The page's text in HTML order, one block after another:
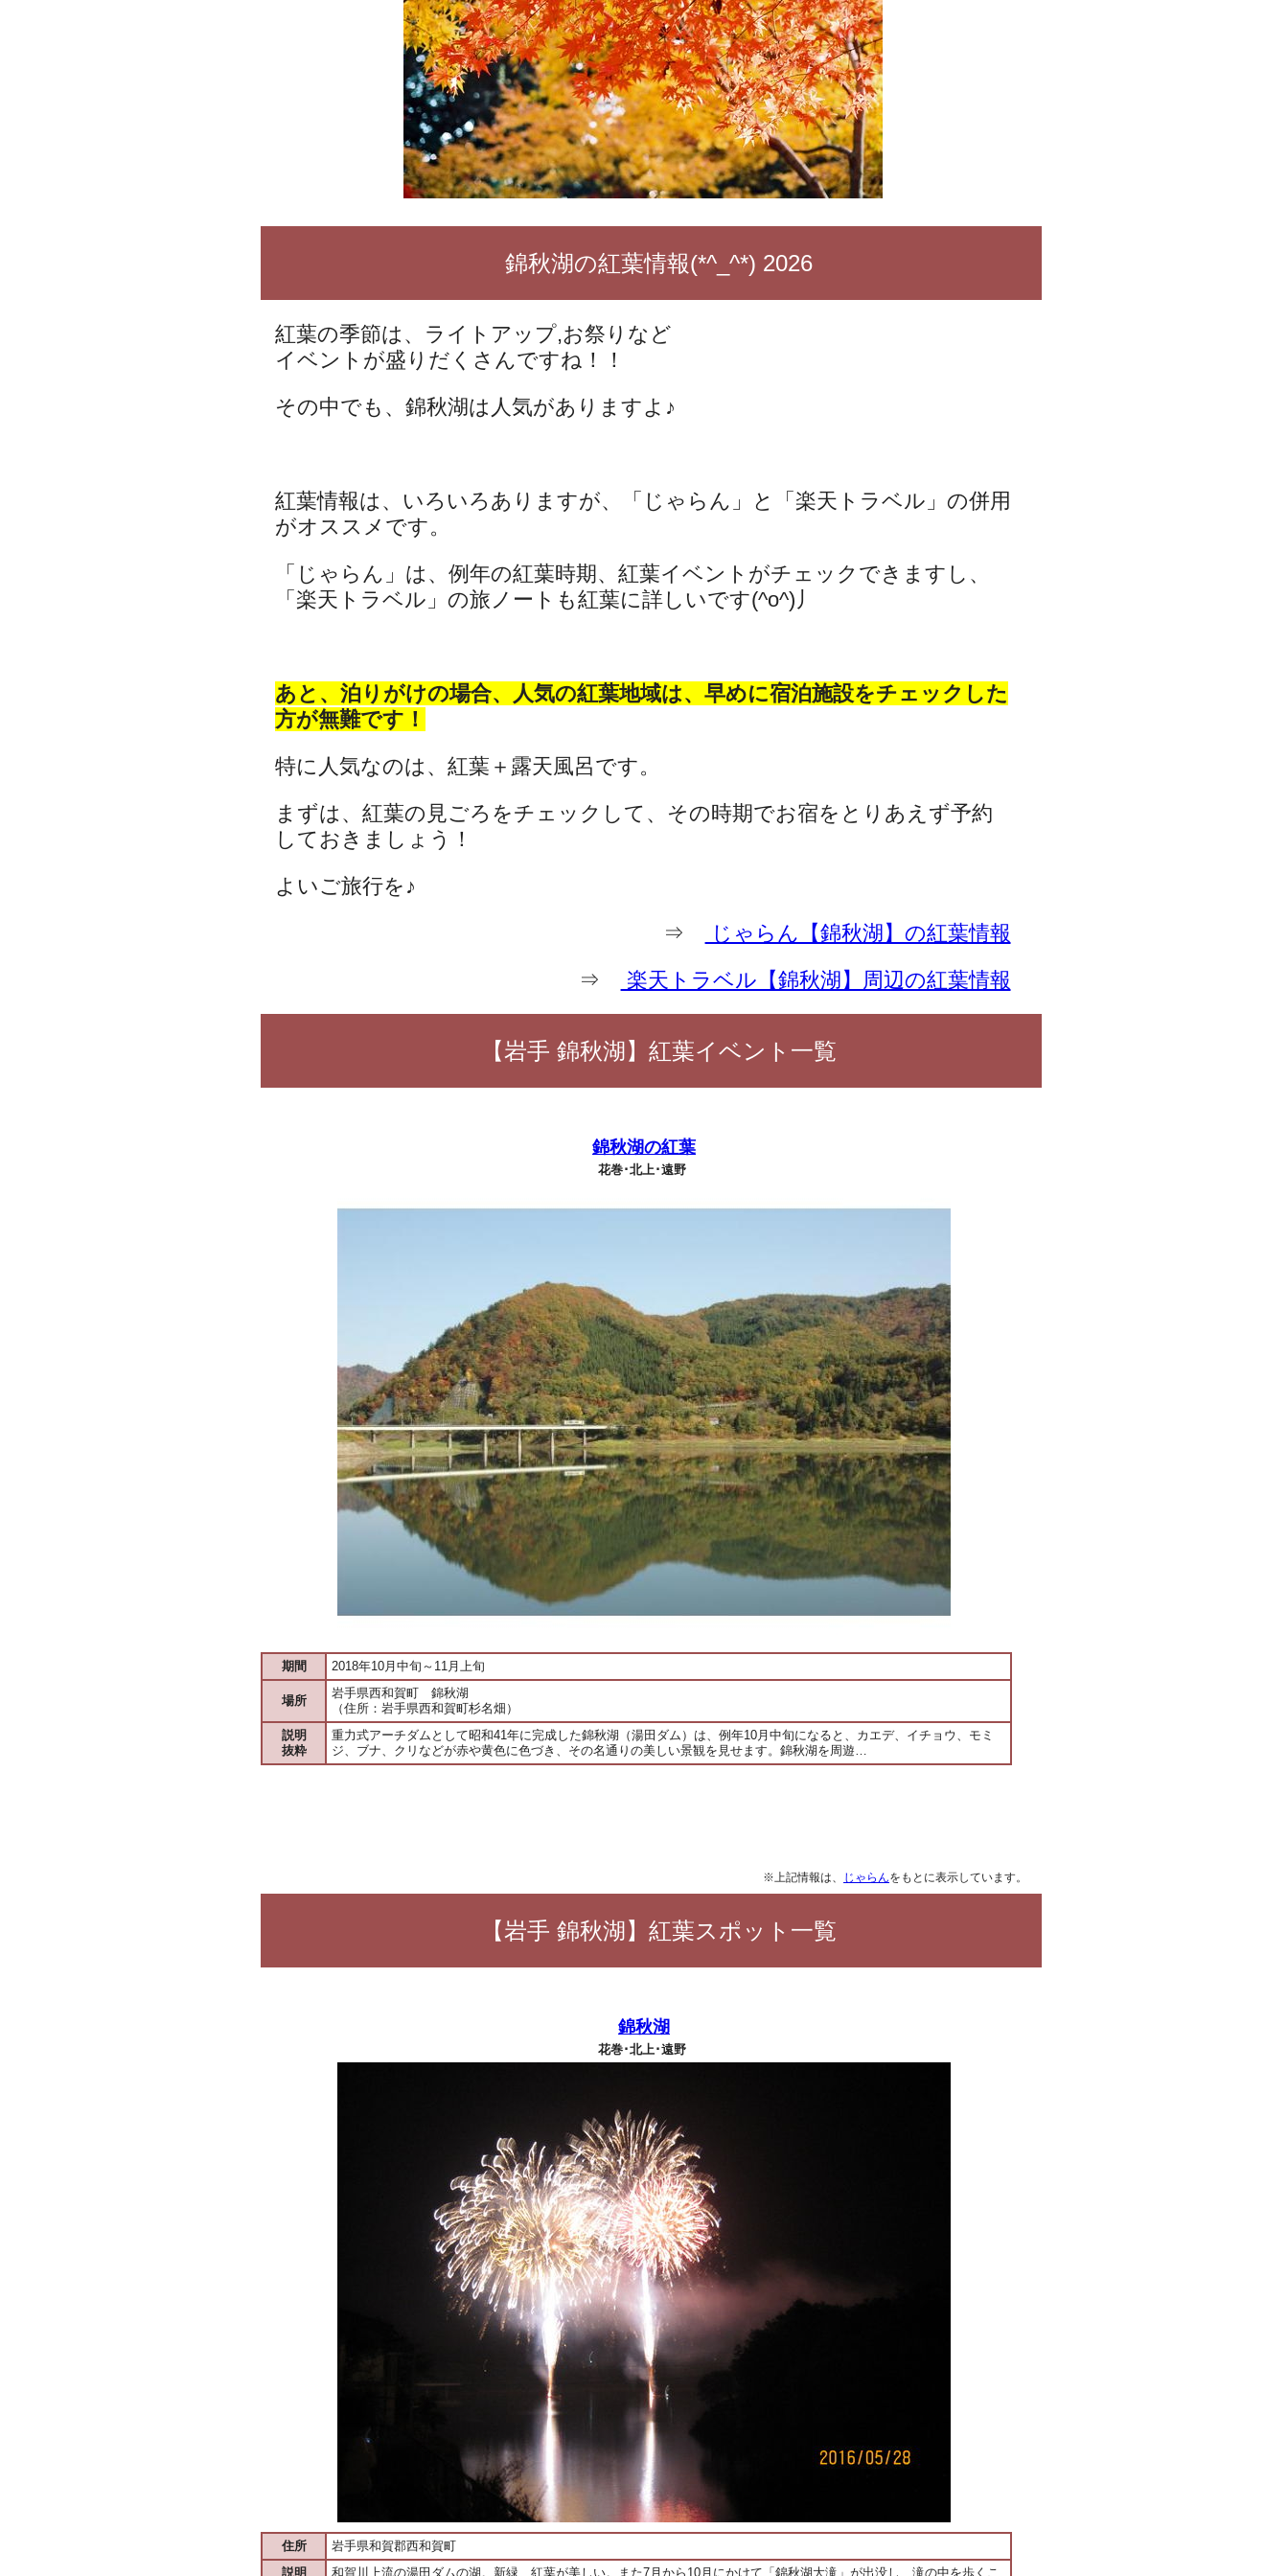
錦秋湖の紅葉情報(*^_^*) 2026
紅葉の季節は、ライトアップ,お祭りなど
イベントが盛りだくさんですね！！
その中でも、錦秋湖は人気がありますよ♪
紅葉情報は、いろいろありますが、「じゃらん」と「楽天トラベル」の併用
がオススメです。
「じゃらん」は、例年の紅葉時期、紅葉イベントがチェックできますし、
「楽天トラベル」の旅ノートも紅葉に詳しいです(^o^)丿
あと、泊りがけの場合、人気の紅葉地域は、早めに宿泊施設をチェックした
方が無難です！
特に人気なのは、紅葉＋露天風呂です。
まずは、紅葉の見ごろをチェックして、その時期でお宿をとりあえず予約
しておきましょう！
よいご旅行を♪
⇒
じゃらん【錦秋湖】の紅葉情報
⇒
楽天トラベル【錦秋湖】周辺の紅葉情報
【岩手 錦秋湖】紅葉イベント一覧
錦秋湖の紅葉
花巻･北上･遠野
期間 2018年10月中旬～11月上旬
場所
岩手県西和賀町 錦秋湖
（住所：岩手県西和賀町杉名畑）
説明
抜粋
重力式アーチダムとして昭和41年に完成した錦秋湖（湯田ダム）は、例年10月中旬になると、カエデ、イチョウ、モミ
ジ、ブナ、クリなどが赤や黄色に色づき、その名通りの美しい景観を見せます。錦秋湖を周遊…
※上記情報は、 じゃらんをもとに表示しています。
【岩手 錦秋湖】紅葉スポット一覧
錦秋湖
花巻･北上･遠野
住所
岩手県和賀郡西和賀町
説明
和賀川上流の湯田ダムの湖。新緑、紅葉が美しい。また7月から10月にかけて「錦秋湖大滝」が出没し、滝の中を歩くこ